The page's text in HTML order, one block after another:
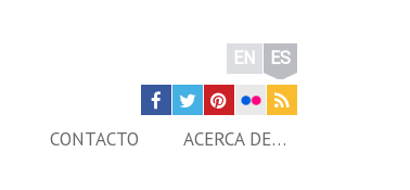
EN ES
CONTACTO ACERCA DE…